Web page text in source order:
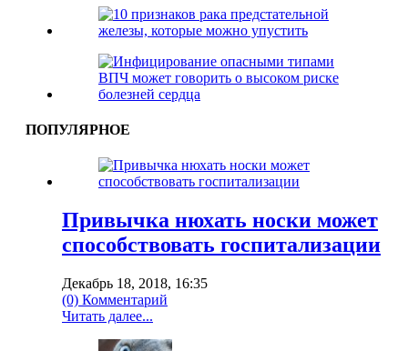
ПОПУЛЯРНОЕ
Привычка нюхать носки может
способствовать госпитализации
Декабрь 18, 2018, 16:35
(0) Комментарий
Читать далее...